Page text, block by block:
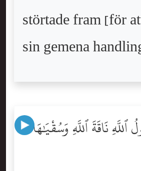
störtade fram [för
sin gemena
نَاقَةَ ٱللَّهِ وَسُقْيَٰهَا